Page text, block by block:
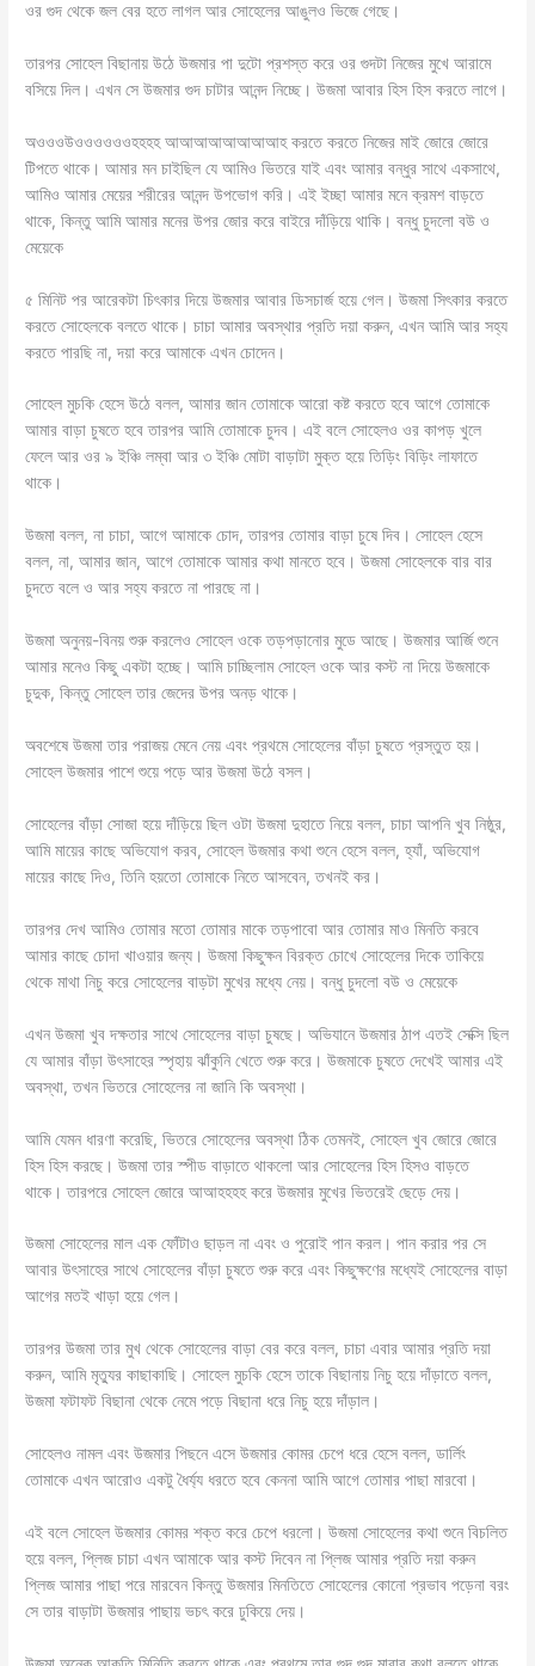
ওর গুদ থেকে জল বের হতে লাগল আর সোহেলের আঙুলও ভিজে গেছে।
তারপর সোহেল বিছানায় উঠে উজমার পা দুটো প্রশস্ত করে ওর গুদটা নিজের মুখে আরামে
বসিয়ে দিল। এখন সে উজমার গুদ চাটার আনন্দ নিচ্ছে। উজমা আবার হিস হিস করতে লাগে।
অওওওউওওওওওওহহহহ আআআআআআআআহ করতে করতে নিজের মাই জোরে জোরে
টিপতে থাকে। আমার মন চাইছিল যে আমিও ভিতরে যাই এবং আমার বন্ধুর সাথে একসাথে,
আমিও আমার মেয়ের শরীরের আনন্দ উপভোগ করি। এই ইচ্ছা আমার মনে ক্রমশ বাড়তে
থাকে, কিন্তু আমি আমার মনের উপর জোর করে বাইরে দাঁড়িয়ে থাকি। বন্ধু চুদলো বউ ও
মেয়েকে
৫ মিনিট পর আরেকটা চিৎকার দিয়ে উজমার আবার ডিসচার্জ হয়ে গেল। উজমা সিৎকার করতে
করতে সোহেলকে বলতে থাকে। চাচা আমার অবস্থার প্রতি দয়া করুন, এখন আমি আর সহ্য
করতে পারছি না, দয়া করে আমাকে এখন চোদেন।
সোহেল মুচকি হেসে উঠে বলল, আমার জান তোমাকে আরো কষ্ট করতে হবে আগে তোমাকে
আমার বাড়া চুষতে হবে তারপর আমি তোমাকে চুদব। এই বলে সোহেলও ওর কাপড় খুলে
ফেলে আর ওর ৯ ইঞ্চি লম্বা আর ৩ ইঞ্চি মোটা বাড়াটা মুক্ত হয়ে তিড়িং বিড়িং লাফাতে
থাকে।
উজমা বলল, না চাচা, আগে আমাকে চোদ, তারপর তোমার বাড়া চুষে দিব। সোহেল হেসে
বলল, না, আমার জান, আগে তোমাকে আমার কথা মানতে হবে। উজমা সোহেলকে বার বার
চুদতে বলে ও আর সহ্য করতে না পারছে না।
উজমা অনুনয়-বিনয় শুরু করলেও সোহেল ওকে তড়পড়ানোর মুডে আছে। উজমার আর্জি শুনে
আমার মনেও কিছু একটা হচ্ছে। আমি চাচ্ছিলাম সোহেল ওকে আর কস্ট না দিয়ে উজমাকে
চুদুক, কিন্তু সোহেল তার জেদের উপর অনড় থাকে।
অবশেষে উজমা তার পরাজয় মেনে নেয় এবং প্রথমে সোহেলের বাঁড়া চুষতে প্রস্তুত হয়।
সোহেল উজমার পাশে শুয়ে পড়ে আর উজমা উঠে বসল।
সোহেলের বাঁড়া সোজা হয়ে দাঁড়িয়ে ছিল ওটা উজমা দুহাতে নিয়ে বলল, চাচা আপনি খুব নিষ্ঠুর,
আমি মায়ের কাছে অভিযোগ করব, সোহেল উজমার কথা শুনে হেসে বলল, হ্যাঁ, অভিযোগ
মায়ের কাছে দিও, তিনি হয়তো তোমাকে নিতে আসবেন, তখনই কর।
তারপর দেখ আমিও তোমার মতো তোমার মাকে তড়পাবো আর তোমার মাও মিনতি করবে
আমার কাছে চোদা খাওয়ার জন্য। উজমা কিছুক্ষন বিরক্ত চোখে সোহেলের দিকে তাকিয়ে
থেকে মাথা নিচু করে সোহেলের বাড়টা মুখের মধ্যে নেয়। বন্ধু চুদলো বউ ও মেয়েকে
এখন উজমা খুব দক্ষতার সাথে সোহেলের বাড়া চুষছে। অভিযানে উজমার ঠাপ এতই সেক্সি ছিল
যে আমার বাঁড়া উৎসাহের স্পৃহায় ঝাঁকুনি খেতে শুরু করে। উজমাকে চুষতে দেখেই আমার এই
অবস্থা, তখন ভিতরে সোহেলের না জানি কি অবস্থা।
আমি যেমন ধারণা করেছি, ভিতরে সোহেলের অবস্থা ঠিক তেমনই, সোহেল খুব জোরে জোরে
হিস হিস করছে। উজমা তার স্পীড বাড়াতে থাকলো আর সোহেলের হিস হিসও বাড়তে
থাকে। তারপরে সোহেল জোরে আআহহহহ করে উজমার মুখের ভিতরেই ছেড়ে দেয়।
উজমা সোহেলের মাল এক ফোঁটাও ছাড়ল না এবং ও পুরোই পান করল। পান করার পর সে
আবার উৎসাহের সাথে সোহেলের বাঁড়া চুষতে শুরু করে এবং কিছুক্ষণের মধ্যেই সোহেলের বাড়া
আগের মতই খাড়া হয়ে গেল।
তারপর উজমা তার মুখ থেকে সোহেলের বাড়া বের করে বলল, চাচা এবার আমার প্রতি দয়া
করুন, আমি মৃত্যুর কাছাকাছি। সোহেল মুচকি হেসে তাকে বিছানায় নিচু হয়ে দাঁড়াতে বলল,
উজমা ফটাফট বিছানা থেকে নেমে পড়ে বিছানা ধরে নিচু হয়ে দাঁড়াল।
সোহেলও নামল এবং উজমার পিছনে এসে উজমার কোমর চেপে ধরে হেসে বলল, ডার্লিং
তোমাকে এখন আরোও একটু ধৈর্য্য ধরতে হবে কেননা আমি আগে তোমার পাছা মারবো।
এই বলে সোহেল উজমার কোমর শক্ত করে চেপে ধরলো। উজমা সোহেলের কথা শুনে বিচলিত
হয়ে বলল, প্লিজ চাচা এখন আমাকে আর কস্ট দিবেন না প্লিজ আমার প্রতি দয়া করুন
প্লিজ আমার পাছা পরে মারবেন কিন্তু উজমার মিনতিতে সোহেলের কোনো প্রভাব পড়েনা বরং
সে তার বাড়াটা উজমার পাছায় ভচৎ করে ঢুকিয়ে দেয়।